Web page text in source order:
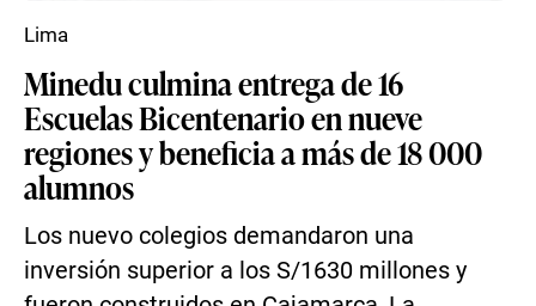
Minedu culmina entrega de 16
Escuelas Bicentenario en nueve
regiones y beneficia a más de 18 000
alumnos
Los nuevo colegios demandaron una
inversión superior a los S/1630 millones y
Lima